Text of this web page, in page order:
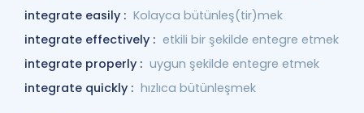
integrate easily : Kolayca bütünleş(tir)mek
integrate effectively : etkili bir şekilde entegre etmek
integrate properly : uygun şekilde entegre etmek
integrate quickly : hızlıca bütünleşmek